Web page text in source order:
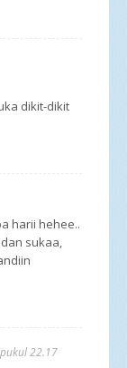
dikit-dikit
harii hehee..
sukaa,
22.17